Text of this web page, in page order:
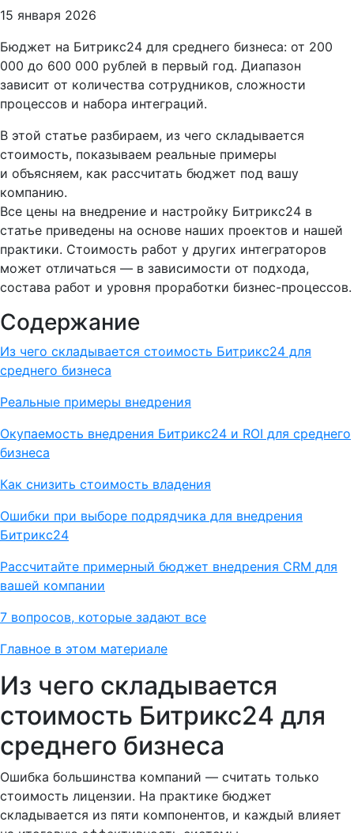
15 января 2026
Бюджет на Битрикс24 для среднего бизнеса: от 200
000 до 600 000 рублей в первый год. Диапазон
зависит от количества сотрудников, сложности
процессов и набора интеграций.
В этой статье разбираем, из чего складывается
стоимость, показываем реальные примеры
и объясняем, как рассчитать бюджет под вашу
компанию.
Все цены на внедрение и настройку Битрикс24 в
статье приведены на основе наших проектов и нашей
практики. Стоимость работ у других интеграторов
может отличаться — в зависимости от подхода,
состава работ и уровня проработки бизнес-процессов.
Содержание
Из чего складывается стоимость Битрикс24 для
среднего бизнеса
Реальные примеры внедрения
Окупаемость внедрения Битрикс24 и ROI для среднего
бизнеса
Как снизить стоимость владения
Ошибки при выборе подрядчика для внедрения
Битрикс24
Рассчитайте примерный бюджет внедрения CRM для
вашей компании
7 вопросов, которые задают все
Главное в этом материале
Из чего складывается
стоимость Битрикс24 для
среднего бизнеса
Ошибка большинства компаний — считать только
стоимость лицензии. На практике бюджет
складывается из пяти компонентов, и каждый влияет